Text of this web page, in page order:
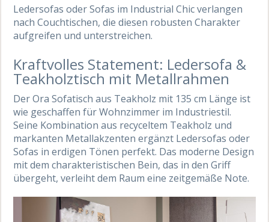
Ledersofas oder Sofas im Industrial Chic verlangen
nach Couchtischen, die diesen robusten Charakter
aufgreifen und unterstreichen.
Kraftvolles Statement: Ledersofa &
Teakholztisch mit Metallrahmen
Der Ora Sofatisch aus Teakholz mit 135 cm Länge ist
wie geschaffen für Wohnzimmer im Industriestil.
Seine Kombination aus recyceltem Teakholz und
markanten Metallakzenten ergänzt Ledersofas oder
Sofas in erdigen Tönen perfekt. Das moderne Design
mit dem charakteristischen Bein, das in den Griff
übergeht, verleiht dem Raum eine zeitgemäße Note.